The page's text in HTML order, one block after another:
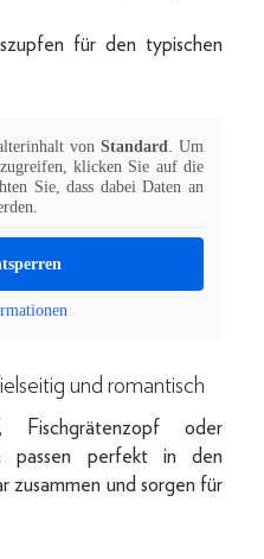
für den typischen
von Standard
. Um
klicken Sie auf die
Sie, dass dabei Daten an
und romantisch
Fischgrätenzopf oder
passen perfekt in den
zusammen und sorgen für